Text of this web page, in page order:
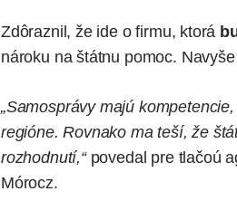
Zdôraznil, že ide o firmu, ktorá
nároku na štátnu pomoc.
„Samosprávy majú
regióne. Rovnako ma teší, že
rozhodnutí,“ povedal pre tlačoú
Mórocz.